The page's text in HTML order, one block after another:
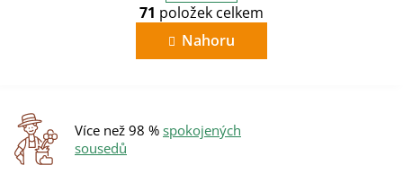
v
l
á
í
p
á
n
k
o
í
71 položek celkem
Nahoru
Více než 98 % spokojených
sousedů